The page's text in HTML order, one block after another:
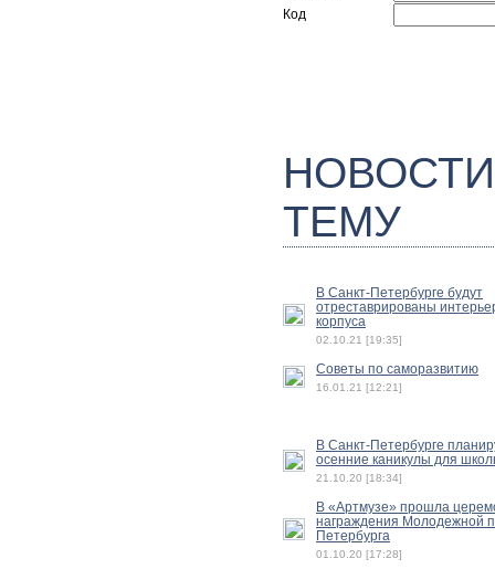
Код
ТЕМУ
В Санкт-Петербурге будут
отреставрированы
корпуса
02.10.21 [19:35]
Советы по саморазвитию
16.01.21 [12:21]
В Санкт-Петербурге
осенние каникулы для
21.10.20 [18:34]
В «Артмузе» прошла
награждения Молодежной
Петербурга
01.10.20 [17:28]